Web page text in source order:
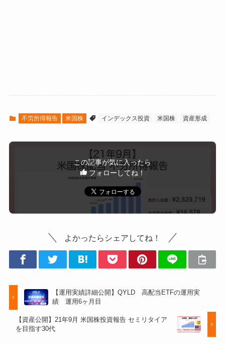
不労所得報告 米国株 インデックス投資 米国株 資産形成
この記事が気に入ったら
フォローしてね！
よかったらシェアしてね！
【運用実績詳細公開】QYLD 高配当ETFの運用実
績 運用6ヶ月目
【資産公開】21年9月 米国株投資報告 セミリタイア
を目指す30代